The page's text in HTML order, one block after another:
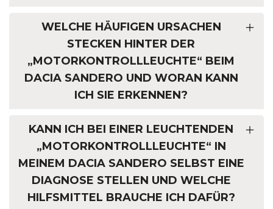
WELCHE HÄUFIGEN URSACHEN
STECKEN HINTER DER
„MOTORKONTROLLLEUCHTE“ BEIM
DACIA SANDERO UND WORAN KANN
ICH SIE ERKENNEN?
KANN ICH BEI EINER LEUCHTENDEN
„MOTORKONTROLLLEUCHTE“ IN
MEINEM DACIA SANDERO SELBST EINE
DIAGNOSE STELLEN UND WELCHE
HILFSMITTEL BRAUCHE ICH DAFÜR?